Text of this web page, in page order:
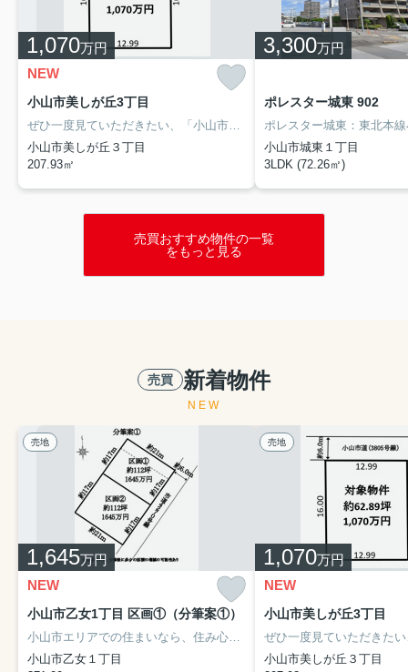
1,070万円
NEW
小山市美しが丘3丁目
ぜひ一度見ていただきたい、「小山市美しが丘3丁目」です。こちらの住宅用地は周辺環境も整っており、快適な生活を期待できます。こちらの土地面積は約62.8坪(実測)となっています。ぜひお客様の希望条件をお聞かせください。親切丁寧にサポートいたします。
小山市美しが丘３丁目
207.93㎡
3,300万円
ポレスター城東 902
小山市城東１丁目
3LDK (72.26㎡)
売買おすすめ物件の一覧
をもっと見る
売買 新着物件
NEW
売地
1,645万円
NEW
小山市乙女1丁目 区画①（分筆案①）
小山市エリアでの住まいなら、住み心地も快適な「小山市乙女1丁目」はいかがでしょうか。徒歩20分の場所に小山市立乙女小学校があります。不動産探しは、地域密着の当社にお任せください。
小山市乙女１丁目
売地
1,070万円
NEW
小山市美しが丘3丁目
小山市美しが丘３丁目